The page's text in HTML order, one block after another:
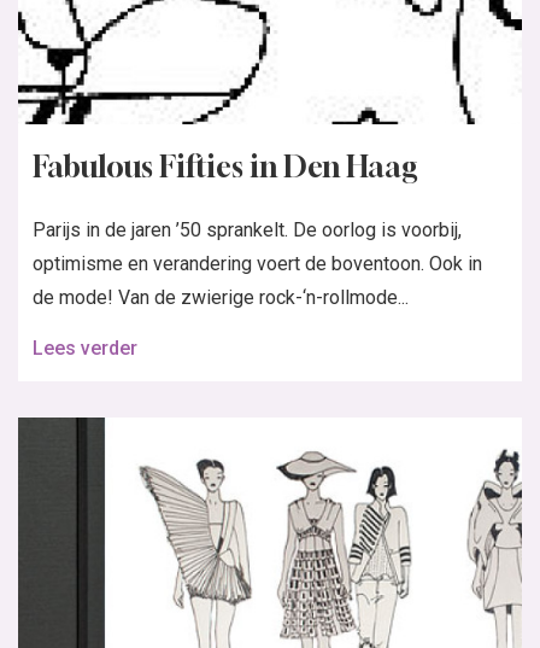
Fabulous Fifties in Den Haag
Parijs in de jaren ’50 sprankelt. De oorlog is voorbij,
optimisme en verandering voert de boventoon. Ook in
de mode! Van de zwierige rock-‘n-rollmode...
Lees verder